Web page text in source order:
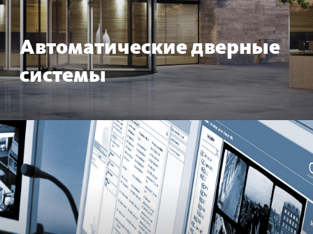
Автом­ат­ические дверные
сис­темы